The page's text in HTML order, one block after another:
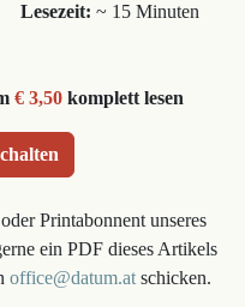
Lesezeit: ~ 15 Minuten
€ 3,50komplett lesen
Printabonnent unseres
ein PDF dieses Artikels
office@datum.at schicken.